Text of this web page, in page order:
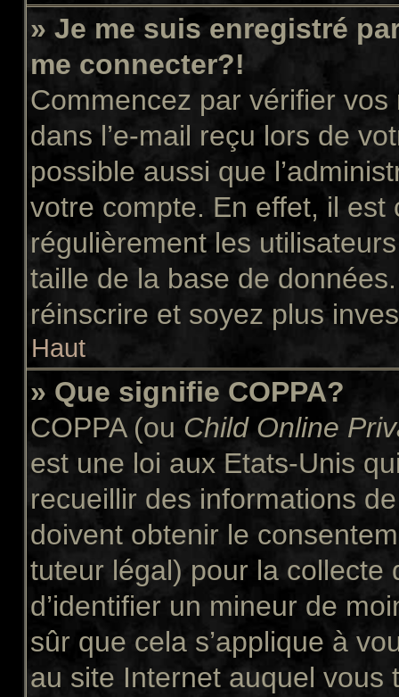
» Je me suis enregistré
me connecter?!
Commencez par vérifier vos
dans l’e-mail reçu lors de
possible aussi que
votre compte. En effet, il
régulièrement les
taille de la base de
réinscrire et soyez plus
Haut
» Que signifie COPPA?
COPPA (ou Child Online
est une loi aux Etats-Unis
recueillir des informations
doivent obtenir le
tuteur légal) pour la collecte
d’identifier un mineur de
sûr que cela s’applique à
au site Internet auquel vous